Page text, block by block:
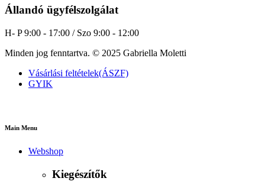
Állandó ügyfélszolgálat
H- P 9:00 - 17:00 / Szo 9:00 - 12:00
Minden jog fenntartva. © 2025 Gabriella Moletti
Vásárlási feltételek(ÁSZF)
GYIK
Main Menu
Webshop
Kiegészítők